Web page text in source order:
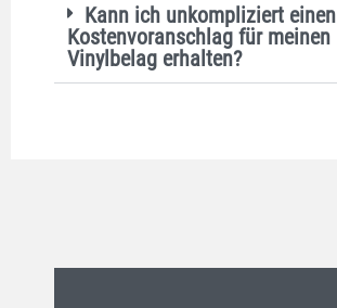
Kann ich unkompliziert einen
Kostenvoranschlag für meinen
Vinylbelag erhalten?